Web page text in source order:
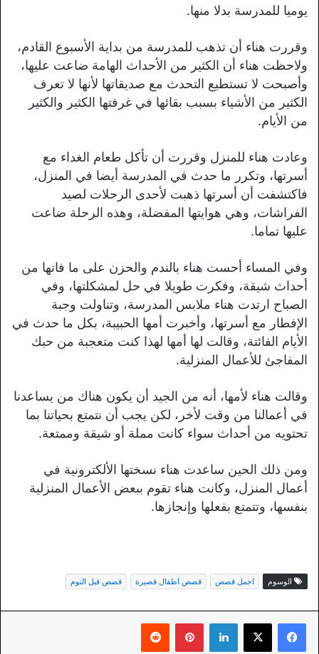
يوميا للمدرسة بدلا منها.
وقررت هناء أن تذهب للمدرسة من بداية الأسبوع القادم،
ولاحظت هناء أن الكثير من الأحداث الهامة ضاعت عليها،
وأصبحت لا تستطيع التحدث مع صديقاتها لأنها لا تعرف
الكثير من الأشياء بسبب بقائها في غرفتها الكثير والكثير
من الأيام.
وعادت هناء للمنزل وقررت أن تأكل طعام الغداء مع
أسرتها، وتكرر ما حدث في المدرسة أيضا في المنزل،
فاكتشفت أن أسرتها ذهبت لأحدى الرحلات لصيد
الفراشات، وهي هوايتها المفضلة، وهذه الرحلة ضاعت
عليها تماما.
وفي المساء أحست هناء بالندم والحزن على ما فاتها من
أحداث شيقة، وفكرت طويلا في حل لمشكلتها، وفي
الصباح ارتدت هناء ملابس المدرسة، وتناولت وجبة
الإفطار مع أسرتها، وأخبرت أمها الحبيبة، بكل ما حدث في
الأيام الفائتة، وقالت لها أمها لهذا كنت متعجبة من حبك
المفاجئ للأعمال المنزلية.
وقالت هناء لأمها، أنه من الجيد أن يكون هناك من يساعدنا
في أعمالنا من وقت لأخر، لكن يجب أن نتمتع بحياتنا بما
تحتويه من أحداث سواء كانت مملة أو شيقة وممتعة.
ومن ذلك الحين ساعدت هناء نسختها الألكترونية في
أعمال المنزل، وكانت هناء تقوم ببعض الأعمال المنزلية
بنفسها، وتتمتع بفعلها وإنجازها.
الوسوم اجمل قصص قصص اطفال قصيرة قصص قبل النوم
لينكدإن بينتيريست